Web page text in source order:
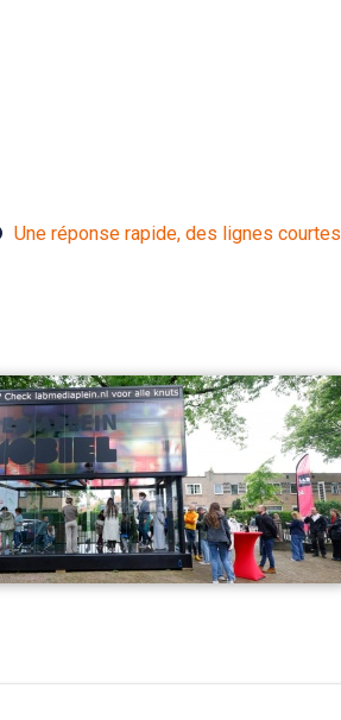
Une réponse rapide, des lignes courtes